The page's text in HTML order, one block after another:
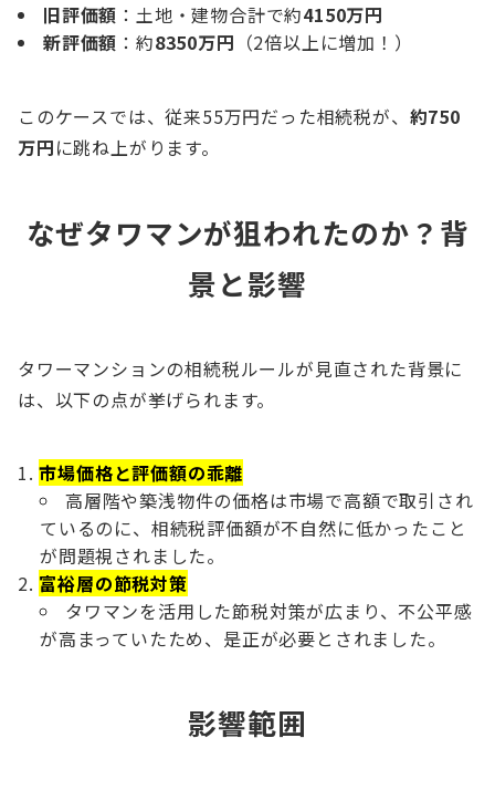
旧評価額 ：土地・建物合計で約4150万円
新評価額 ：約8350万円 （2倍以上に増加！）
このケースでは、従来55万円だった相続税が、 約750
万円に跳ね上がります。
なぜタワマンが狙われたのか？背
景と影響
タワーマンションの相続税ルールが見直された背景に
は、以下の点が挙げられます。
市場価格と評価額の乖離
高層階や築浅物件の価格は市場で高額で取引され
ているのに、相続税評価額が不自然に低かったこと
が問題視されました。
富裕層の節税対策
タワマンを活用した節税対策が広まり、不公平感
が高まっていたため、是正が必要とされました。
影響範囲